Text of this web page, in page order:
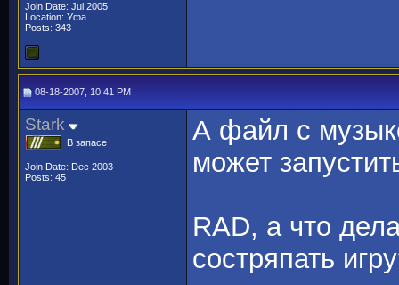
Join Date: Jul 2005
Location: Уфа
Posts: 343
08-18-2007, 10:41 PM
Stark
В запасе
Join Date: Dec 2003
Posts: 45
А файл с
может
RAD, а что
состряпать